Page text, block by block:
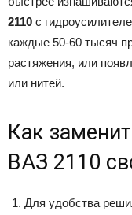
2110 с
каждые 50-60 тысяч
растяжения, или
или нитей.
Как
ВАЗ 2110
Для удобства